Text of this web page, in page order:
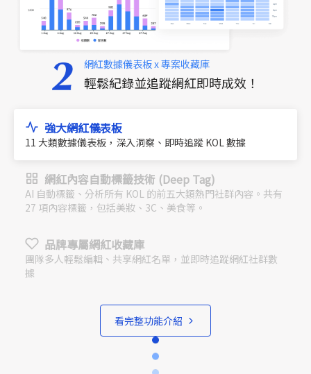
網紅數據儀表板 x 專案收藏庫
輕鬆紀錄並追蹤網紅即時成效！
強大網紅儀表板
11 大類數據儀表板，深入洞察、即時追蹤 KOL 數據
網紅內容自動標籤技術 (Deep Tag)
AI 自動標籤、分析所有 KOL 的前五大類熱門社群內容。共有
27 項內容標籤，包括美妝、3C、美食等。
品牌專屬網紅收藏庫
團隊多人輕鬆編輯、共享網紅名單，並即時追蹤網紅社群數
據
看完整功能介紹